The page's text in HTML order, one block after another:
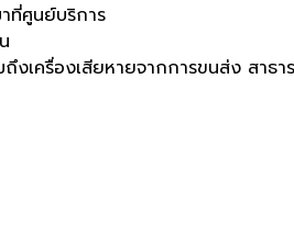
ที่ศูนย์บริการ
ถึงเครื่องเสียหายจากการขนส่ง สา